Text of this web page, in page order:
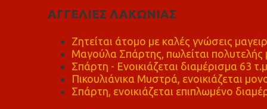
ΑΓΓΕΛΙΕΣ ΛΑΚΩΝΙΑΣ
Ζητείται άτομο με καλές γνώσεις
Μαγούλα Σπάρτης, πωλείται πολυτελής
Σπάρτη - Ενοικιάζεται διαμέρισμα 63 τ.μ
Πικουλιάνικα Μυστρά, ενοικιάζεται
Σπάρτη, ενοικιάζεται επιπλωμένο